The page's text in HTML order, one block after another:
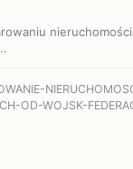
OD-WOJSK-